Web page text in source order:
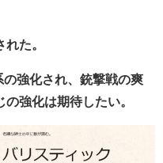
た。
強化され、銃撃戦の爽
強化は期待したい。